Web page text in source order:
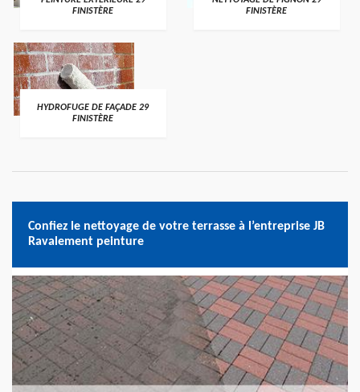
FINISTÈRE
FINISTÈRE
HYDROFUGE DE FAÇADE 29
FINISTÈRE
Confiez le nettoyage de votre terrasse à l’entreprise JB
Ravalement peinture